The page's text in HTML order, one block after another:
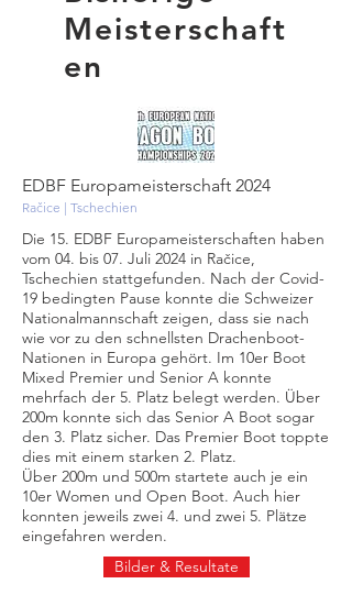
Meisterschaft
en
EDBF Europameisterschaft 2024
Račice | Tschechien
Die 15. EDBF Europameisterschaften haben
vom 04. bis 07. Juli 2024 in Račice,
Tschechien stattgefunden. Nach der Covid-
19 bedingten Pause konnte die Schweizer
Nationalmannschaft zeigen, dass sie nach
wie vor zu den schnellsten Drachenboot-
Nationen in Europa gehört. Im 10er Boot
Mixed Premier und Senior A konnte
mehrfach der 5. Platz belegt werden. Über
200m konnte sich das Senior A Boot sogar
den 3. Platz sicher. Das Premier Boot toppte
dies mit einem starken 2. Platz.
Über 200m und 500m startete auch je ein
10er Women und Open Boot. Auch hier
konnten jeweils zwei 4. und zwei 5. Plätze
eingefahren werden.
Bilder & Resultate